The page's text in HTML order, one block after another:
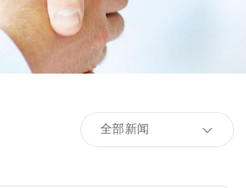
全部新闻